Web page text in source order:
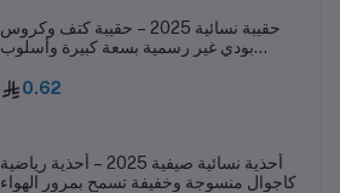
حقيبة نسائية 2025 – حقيبة كتف وكروس
بودي غير رسمية بسعة كبيرة وأسلوب
0.62
أحذية نسائية صيفية 2025 – أحذية رياضية
كاجوال منسوجة وخفيفة تسمح بمرور الهواء